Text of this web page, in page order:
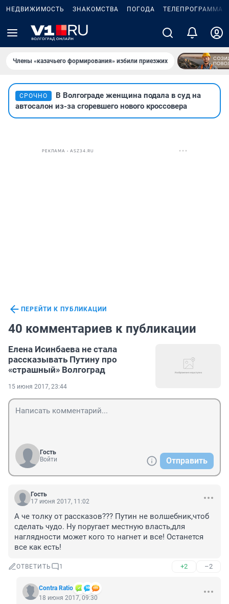
НЕДВИЖИМОСТЬ ЗНАКОМСТВА ПОГОДА ТЕЛЕПРОГРАММА
Члены «казачьего формирования» избили приезжих
СРОЧНО
В Волгограде женщина подала в суд на
автосалон из-за сгоревшего нового кроссовера
РЕКЛАМА • ASZ34.RU
ПЕРЕЙТИ К ПУБЛИКАЦИИ
40 комментариев к публикации
Елена Исинбаева не стала
рассказывать Путину про
«страшный» Волгоград
15 июня 2017, 23:44
Гость
Войти
Отправить
Гость
17 июня 2017, 11:02
А че толку от рассказов??? Путин не волшебник,чтоб
сделать чудо. Ну поругает местную власть,для
наглядности может кого то нагнет и все! Останется
все как есть!
ОТВЕТИТЬ 1 +2 –2
Contra Ratio
18 июня 2017, 09:30